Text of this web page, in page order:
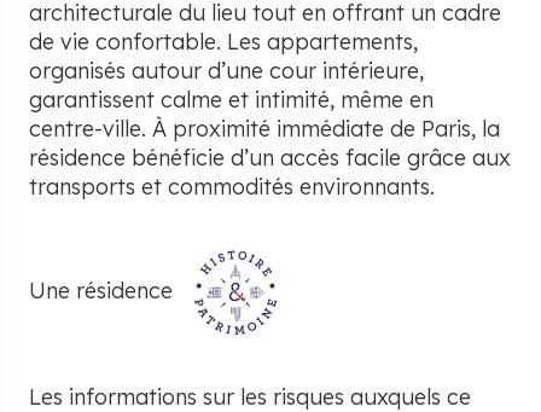
architecturale du lieu tout en offrant un cadre
de vie confortable. Les appartements,
organisés autour d’une cour intérieure,
garantissent calme et intimité, même en
centre-ville. À proximité immédiate de Paris, la
résidence bénéficie d’un accès facile grâce aux
transports et commodités environnants.
Une résidence
Les informations sur les risques auxquels ce